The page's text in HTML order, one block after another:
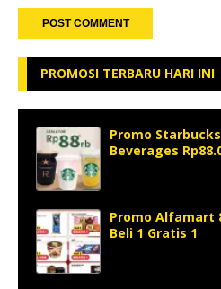
PROMOSI TERBARU HARI INI
Promo
Beverages
Promo Alfamart
Beli 1 Gratis 1